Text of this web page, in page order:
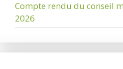
Compte rendu du conseil
2026